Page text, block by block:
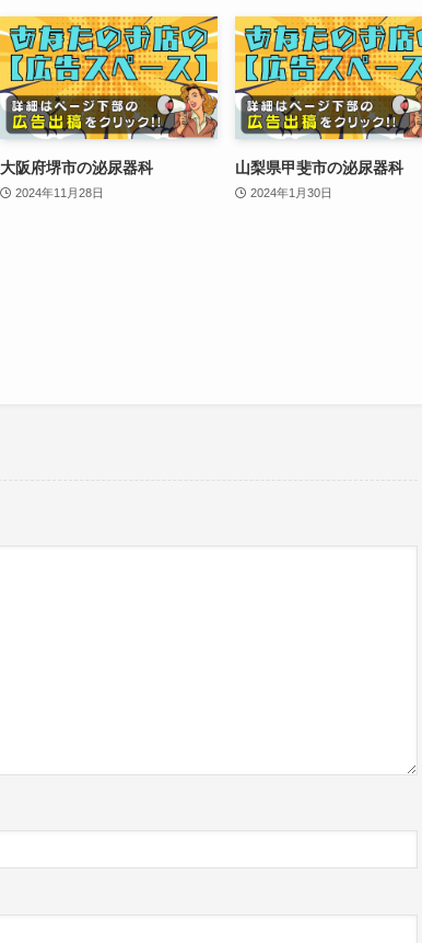
大阪府堺市の泌尿器科
2024年11月28日
山梨県甲斐市の泌尿器科
2024年1月30日